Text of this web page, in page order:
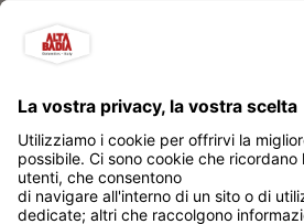
I nostri partner